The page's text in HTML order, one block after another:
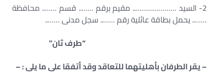
2- السيد ………………….. مقيم برقم …….. قسم …….. محافظة
…….. يحمل بطاقة عائلية رقم …….. سجل مدنى ……..
“طرف ثان”
– يقر الطرفان بأهليتهما للتعاقد وقد أتفقا على ما يلى : –